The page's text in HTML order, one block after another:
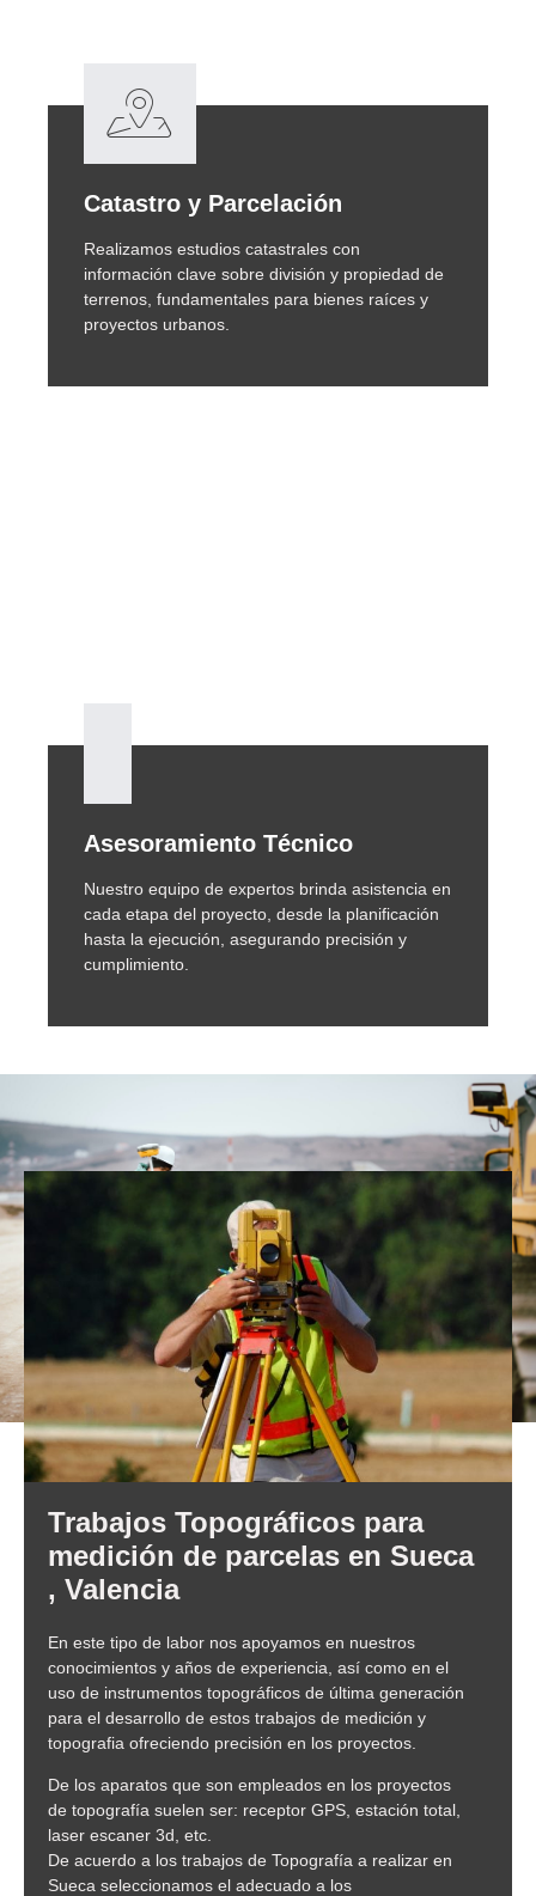
Catastro y Parcelación
Realizamos estudios catastrales con
información clave sobre división y propiedad de
terrenos, fundamentales para bienes raíces y
proyectos urbanos.
Asesoramiento Técnico
Nuestro equipo de expertos brinda asistencia en
cada etapa del proyecto, desde la planificación
hasta la ejecución, asegurando precisión y
cumplimiento.
Trabajos Topográficos para
medición de parcelas en Sueca
, Valencia
En este tipo de labor nos apoyamos en nuestros
conocimientos y años de experiencia, así como en el
uso de instrumentos topográficos de última generación
para el desarrollo de estos trabajos de medición y
topografia ofreciendo precisión en los proyectos.
De los aparatos que son empleados en los proyectos
de topografía suelen ser: receptor GPS, estación total,
laser escaner 3d, etc.
De acuerdo a los trabajos de Topografía a realizar en
Sueca seleccionamos el adecuado a los